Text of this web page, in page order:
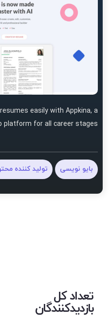
easily with Appkina, a
platform for all career stages
بایو نویسی تولید کننده
تعداد کل
بازدیدکنندگان